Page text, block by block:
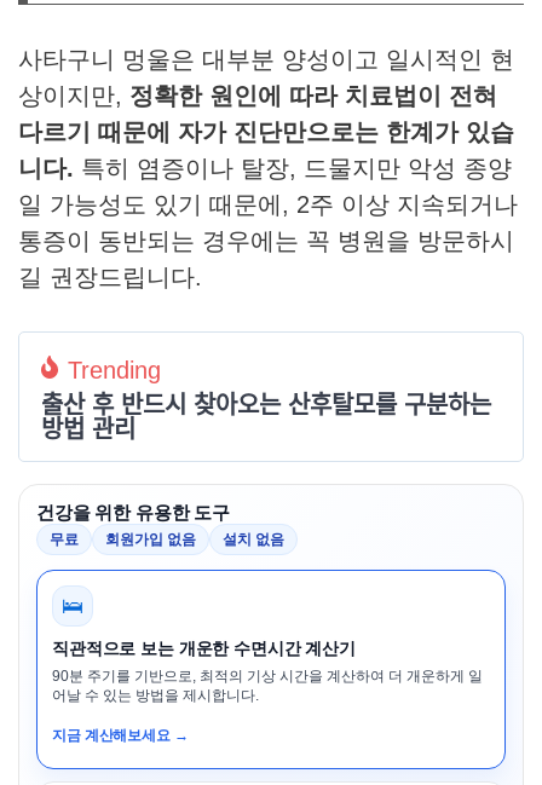
사타구니 멍울은 대부분 양성이고 일시적인 현
상이지만, 정확한 원인에 따라 치료법이 전혀
다르기 때문에 자가 진단만으로는 한계가 있습
니다. 특히 염증이나 탈장, 드물지만 악성 종양
일 가능성도 있기 때문에, 2주 이상 지속되거나
통증이 동반되는 경우에는 꼭 병원을 방문하시
길 권장드립니다.
Trending
출산 후 반드시 찾아오는 산후탈모를 구분하는
방법 관리
건강을 위한 유용한 도구
무료 회원가입 없음 설치 없음
🛌
직관적으로 보는 개운한 수면시간 계산기
90분 주기를 기반으로, 최적의 기상 시간을 계산하여 더 개운하게 일
어날 수 있는 방법을 제시합니다.
지금 계산해보세요 →